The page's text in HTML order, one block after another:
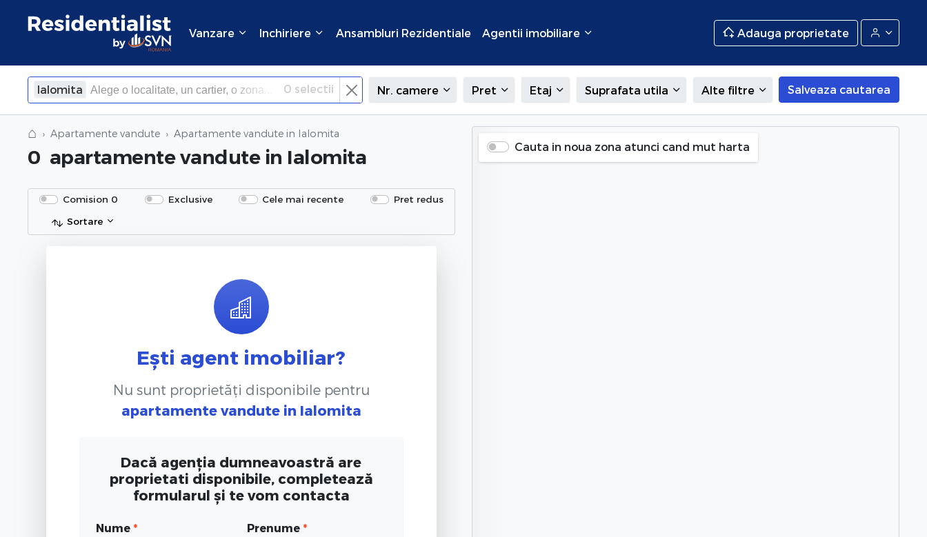
Vanzare Inchiriere Ansambluri Rezidentiale Agentii imobiliare Adauga proprietate
Ialomita
×Inchide
0 selectii Nr. camere Pret Etaj Suprafata utila Alte filtre Salveaza cautarea
⌂ Apartamente vandute Apartamente vandute in Ialomita
0 apartamente vandute in Ialomita
Comision 0 Exclusive Cele mai recente
Pret redus
Sortare
Ești agent imobiliar?
Nu sunt proprietăți disponibile pentru
apartamente vandute in Ialomita
Dacă agenția dumneavoastră are
proprietati disponibile, completează
formularul și te vom contacta
Nume * Prenume *
Cauta in noua zona atunci cand mut harta